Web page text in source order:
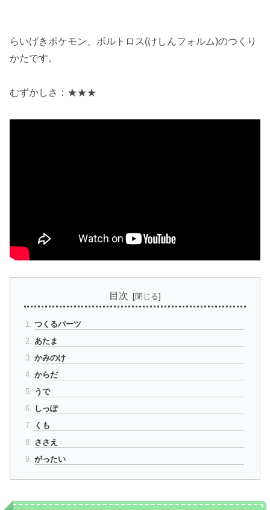
らいげきポケモン、ボルトロス(けしんフォルム)のつくり
かたです。
むずかしさ：★★★
目次
つくるパーツ
あたま
かみのけ
からだ
うで
しっぽ
くも
ささえ
がったい